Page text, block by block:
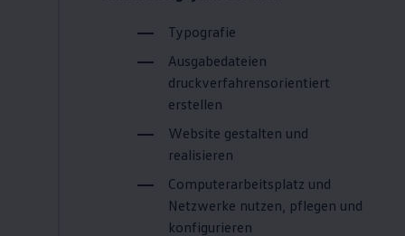
Typografie
Ausgabedateien
druckverfahrensorientiert
erstellen
Website gestalten und
realisieren
Computerarbeitsplatz und
Netzwerke nutzen, pflegen und
konfigurieren